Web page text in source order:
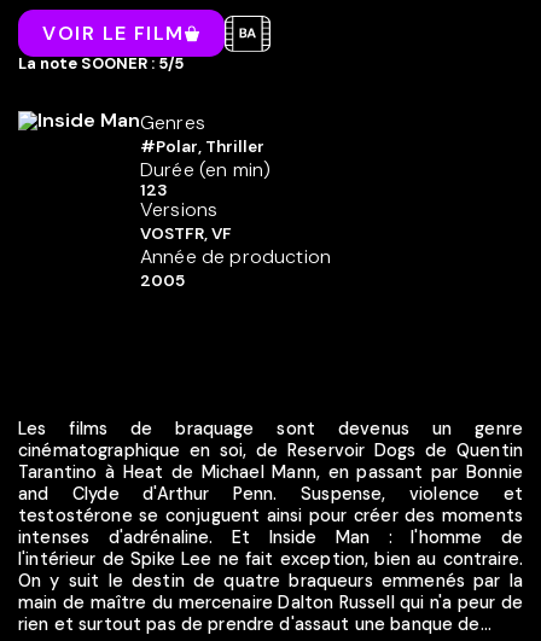
VOIR LE FILM
La note SOONER : 5/5
Genres
#Polar, Thriller
Durée (en min)
123
Versions
VOSTFR, VF
Année de production
2005
Les films de braquage sont devenus un genre
cinématographique en soi, de Reservoir Dogs de Quentin
Tarantino à Heat de Michael Mann, en passant par Bonnie
and Clyde d'Arthur Penn. Suspense, violence et
testostérone se conjuguent ainsi pour créer des moments
intenses d'adrénaline. Et Inside Man : l'homme de
l'intérieur de Spike Lee ne fait exception, bien au contraire.
On y suit le destin de quatre braqueurs emmenés par la
main de maître du mercenaire Dalton Russell qui n'a peur de
rien et surtout pas de prendre d'assaut une banque de...